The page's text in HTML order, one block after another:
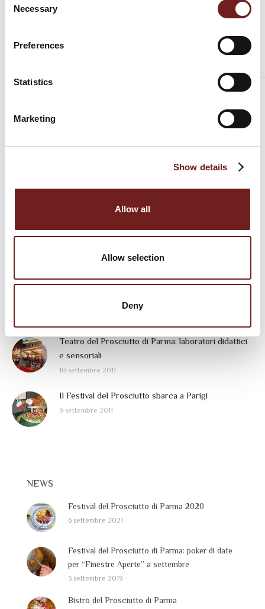
Selection
Necessary
Preferences
Statistics
Marketing
Show details
Allow all
Allow selection
Deny
Notizie correlate
I numeri del Festival del Prosciutto di Parma 2011
territorio, uno sguardo su nuove tendenze e
17 settembre 2011
Spazio alla solidarietà nelle iniziative del Teatro del
Prosciutto di Parma
Teatro del Prosciutto di Parma: laboratori didattici
e sensoriali
10 settembre 2011
Il Festival del Prosciutto sbarca a Parigi
9 settembre 2011
NEWS
Festival del Prosciutto di Parma 2020
6 settembre 2021
Festival del Prosciutto di Parma: poker di date
per “Finestre Aperte” a settembre
3 settembre 2019
Bistrò del Prosciutto di Parma